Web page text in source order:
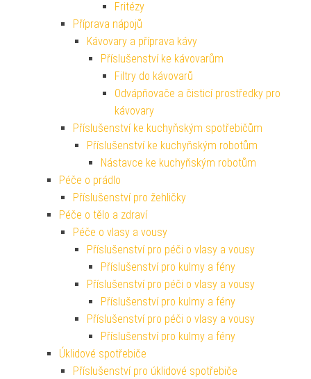
Fritézy
Příprava nápojů
Kávovary a příprava kávy
Příslušenství ke kávovarům
Filtry do kávovarů
Odvápňovače a čisticí prostředky pro
kávovary
Příslušenství ke kuchyňským spotřebičům
Příslušenství ke kuchyňským robotům
Nástavce ke kuchyňským robotům
Péče o prádlo
Příslušenství pro žehličky
Péče o tělo a zdraví
Péče o vlasy a vousy
Příslušenství pro péči o vlasy a vousy
Příslušenství pro kulmy a fény
Příslušenství pro péči o vlasy a vousy
Příslušenství pro kulmy a fény
Příslušenství pro péči o vlasy a vousy
Příslušenství pro kulmy a fény
Úklidové spotřebiče
Příslušenství pro úklidové spotřebiče